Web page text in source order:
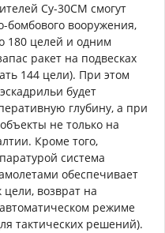
Су-30СМ смогут
бомбового вооружения,
180 целей и одним
ракет на подвесках
144 цели). При этом
будет
глубину, а при
не только на
Кроме того,
система
обеспечивает
возврат на
режиме
тактических решений).